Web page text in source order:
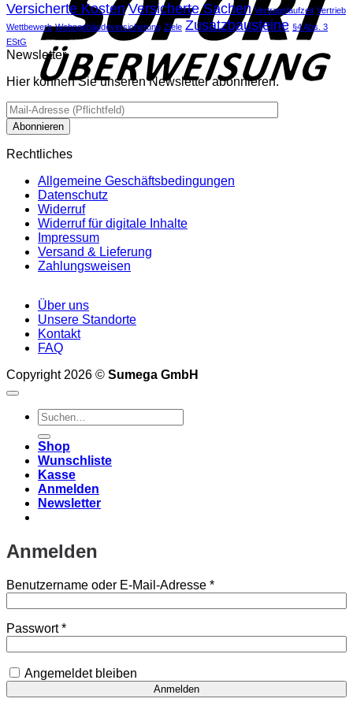
Versicherte Kosten Versicherte Sachen Vertragslaufzeit Vertrieb
Wettbewerb Wohngebäudeversicherung Ziele Zusatzbausteine §4 Abs. 3
EStG
Newsletter
Hier können Sie unseren Newsletter abonnieren.
Rechtliches
Allgemeine Geschäftsbedingungen
Datenschutz
Widerruf
Widerruf für digitale Inhalte
Impressum
Versand & Lieferung
Zahlungsweisen
Über uns
Unsere Standorte
Kontakt
FAQ
Copyright 2026 © Sumega GmbH
Suchen
nach:
Shop
Wunschliste
Kasse
Anmelden
Newsletter
Anmelden
Benutzername oder E-Mail-Adresse *Erforderlich
Passwort*Erforderlich
Angemeldet bleiben
Anmelden